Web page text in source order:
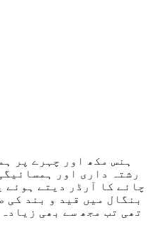
ہنس مکھ اور چہرے پر
رشتہ داری اور
چائے کا آرڈر دیتے ہوئے
بنگال میں قید و بند کی
تھی تب مجھ سے بھی